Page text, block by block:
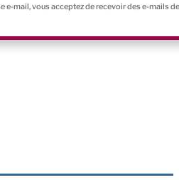
e-mail, vous acceptez de recevoir des e-mails